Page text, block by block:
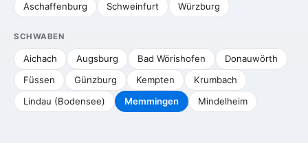
Aschaffenburg Schweinfurt Würzburg
SCHWABEN
Aichach Augsburg Bad Wörishofen
Donauwörth
Füssen
Günzburg Kempten
Krumbach
Lindau (Bodensee)
Memmingen Mindelheim